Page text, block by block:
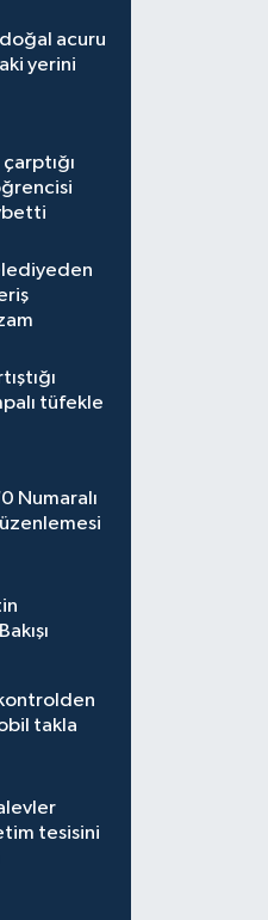
acuru
yerini
tüfekle
Numaralı
takla
tesisini